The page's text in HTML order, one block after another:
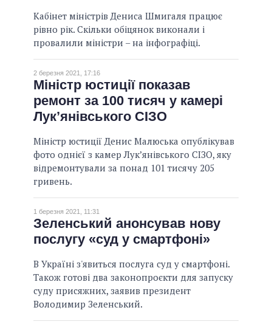
Кабінет міністрів Дениса Шмигаля працює
рівно рік. Скільки обіцянок виконали і
провалили міністри – на інфографіці.
2 березня 2021, 17:16
Міністр юстиції показав
ремонт за 100 тисяч у камері
Лук’янівського СІЗО
Міністр юстиції Денис Малюська опублікував
фото однієї з камер Лук’янівського СІЗО, яку
відремонтували за понад 101 тисячу 205
гривень.
1 березня 2021, 11:31
Зеленський анонсував нову
послугу «суд у смартфоні»
В Україні з'явиться послуга суд у смартфоні.
Також готові два законопроєкти для запуску
суду присяжних, заявив президент
Володимир Зеленський.